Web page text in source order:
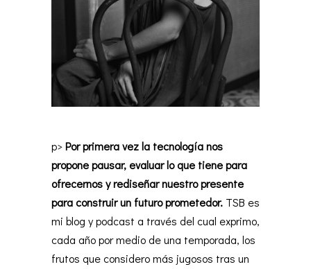
p>Por primera vez la tecnología nos
propone pausar, evaluar lo que tiene para
ofrecernos y rediseñar nuestro presente
para construir un futuro prometedor. TSB es
mi blog y podcast a través del cual exprimo,
cada año por medio de una temporada, los
frutos que considero más jugosos tras un